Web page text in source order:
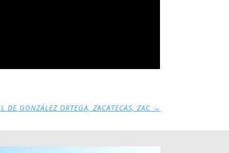
DE GONZÁLEZ ORTEGA, ZACATECAS, ZAC→